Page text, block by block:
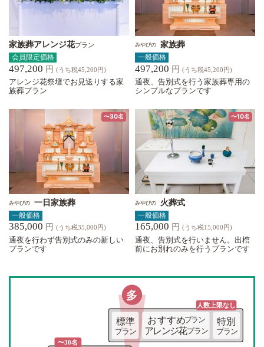
家族葬アレンジ花プラン
会員限定価格
497,200 円 (うち税45,200円)
アレンジ花祭壇でお見送りする家
族葬プラン
みやびの 家族葬
一般価格
497,200 円 (うち税45,200円)
通夜、告別式を行う家族葬専用の
シンプルなプランです
〜30名
みやびの 一日家族葬
一般価格
385,000 円 (うち税35,000円)
通夜を行わず告別式のみの新しい
プランです
〜10名
みやびの 火葬式
一般価格
165,000 円 (うち税15,000円)
通夜、告別式を行いません。出棺
前にお別れのみを行うプランです
特別
プラン
人数上限なし
多
〜30名
標準
プラン
おすすめプラン
アレンジ花プラン